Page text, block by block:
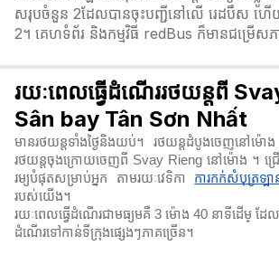
សរុបចំនួន 2ដែលបានចុះបញ្ជីនៅលើ រេដបឹស ហើយ
2។ គេហទំព័រ និងកម្មវិធី redBus ក៏មានជម្រើសភា
រយៈពេលធ្វើដំណើររថយន្តពី
Sân bay Tân Sơn Nhất
មានរថយន្តទាំងថ្ងៃនិងយប់។ រថយន្តដំបូងចេញនៅម៉
រថយន្តចុងក្រោយចេញពី Svay Rieng នៅម៉ោង ។ ជ្
រម្យបំផុតសម្រាប់អ្នក តាមរយៈវេទិកា ការកក់សំបុត្រឡា
របស់យើង។
រយៈពេលធ្វើដំណើរជាមធ្យមគឺ 3 ម៉ោង 40 នាទី​ដើម្ ដែ
ដំណើរទៅកាន់ទីក្រុងផ្សេងៗភាគច្រើន។